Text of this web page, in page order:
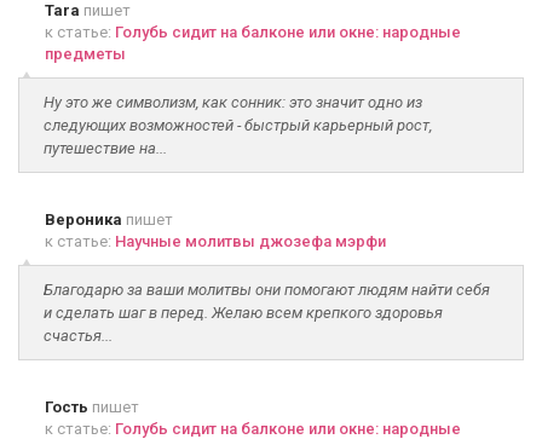
Tara пишет
к статье: Голубь сидит на балконе или окне: народные
предметы
Ну это же символизм, как сонник: это значит одно из
следующих возможностей - быстрый карьерный рост,
путешествие на...
Вероника пишет
к статье: Научные молитвы джозефа мэрфи
Благодарю за ваши молитвы они помогают людям найти себя
и сделать шаг в перед. Желаю всем крепкого здоровья
счастья...
Гость пишет
к статье: Голубь сидит на балконе или окне: народные